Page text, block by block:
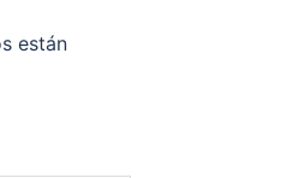
están